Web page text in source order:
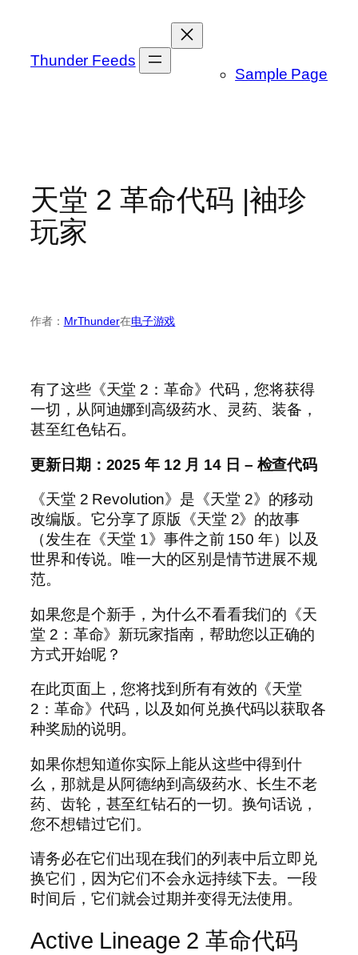
Thunder Feeds
Sample Page
天堂 2 革命代码 |袖珍
玩家
作者： MrThunder在电子游戏
有了这些《天堂 2：革命》代码，您将获得
一切，从阿迪娜到高级药水、灵药、装备，
甚至红色钻石。
更新日期：2025 年 12 月 14 日 – 检查代码
《天堂 2 Revolution》是《天堂 2》的移动
改编版。它分享了原版《天堂 2》的故事
（发生在《天堂 1》事件之前 150 年）以及
世界和传说。唯一大的区别是情节进展不规
范。
如果您是个新手，为什么不看看我们的《天
堂 2：革命》新玩家指南，帮助您以正确的
方式开始呢？
在此页面上，您将找到所有有效的《天堂
2：革命》代码，以及如何兑换代码以获取各
种奖励的说明。
如果你想知道你实际上能从这些中得到什
么，那就是从阿德纳到高级药水、长生不老
药、齿轮，甚至红钻石的一切。换句话说，
您不想错过它们。
请务必在它们出现在我们的列表中后立即兑
换它们，因为它们不会永远持续下去。一段
时间后，它们就会过期并变得无法使用。
Active Lineage 2 革命代码